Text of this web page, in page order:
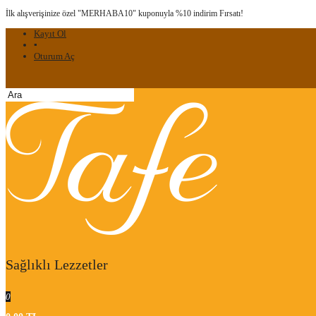
İlk alışverişinize özel "MERHABA10" kuponuyla %10 indirim Fırsatı!
Kayıt Ol
▪
Oturum Aç
Sağlıklı Lezzetler
0